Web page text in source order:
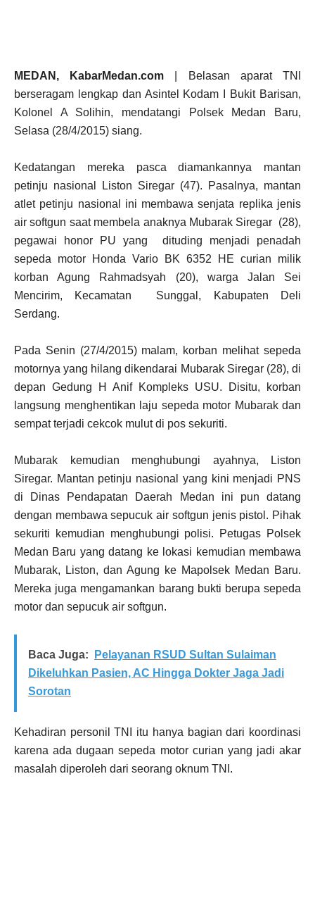
MEDAN, KabarMedan.com | Belasan aparat TNI
berseragam lengkap dan Asintel Kodam I Bukit Barisan,
Kolonel A Solihin, mendatangi Polsek Medan Baru,
Selasa (28/4/2015) siang.
Kedatangan mereka pasca diamankannya mantan
petinju nasional Liston Siregar (47). Pasalnya, mantan
atlet petinju nasional ini membawa senjata replika jenis
air softgun saat membela anaknya Mubarak Siregar (28),
pegawai honor PU yang dituding menjadi penadah
sepeda motor Honda Vario BK 6352 HE curian milik
korban Agung Rahmadsyah (20), warga Jalan Sei
Mencirim, Kecamatan Sunggal, Kabupaten Deli
Serdang.
Pada Senin (27/4/2015) malam, korban melihat sepeda
motornya yang hilang dikendarai Mubarak Siregar (28), di
depan Gedung H Anif Kompleks USU. Disitu, korban
langsung menghentikan laju sepeda motor Mubarak dan
sempat terjadi cekcok mulut di pos sekuriti.
Mubarak kemudian menghubungi ayahnya, Liston
Siregar. Mantan petinju nasional yang kini menjadi PNS
di Dinas Pendapatan Daerah Medan ini pun datang
dengan membawa sepucuk air softgun jenis pistol. Pihak
sekuriti kemudian menghubungi polisi. Petugas Polsek
Medan Baru yang datang ke lokasi kemudian membawa
Mubarak, Liston, dan Agung ke Mapolsek Medan Baru.
Mereka juga mengamankan barang bukti berupa sepeda
motor dan sepucuk air softgun.
Baca Juga:
Pelayanan RSUD Sultan Sulaiman
Dikeluhkan Pasien, AC Hingga Dokter Jaga Jadi
Sorotan
Kehadiran personil TNI itu hanya bagian dari koordinasi
karena ada dugaan sepeda motor curian yang jadi akar
masalah diperoleh dari seorang oknum TNI.